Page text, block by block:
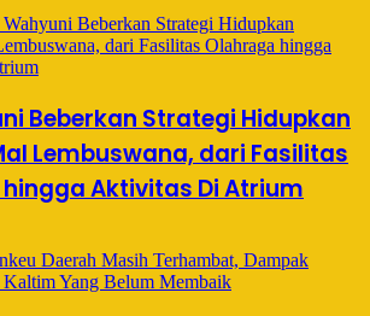
Beberkan Strategi Hidupkan
Lembuswana, dari Fasilitas
Aktivitas Di Atrium